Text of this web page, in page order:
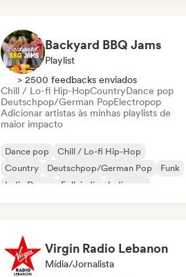
Backyard BBQ Jams
Playlist
> 2500 feedbacks enviados
Chill / Lo-fi Hip-HopCountryDance pop
Deutschpop/German PopElectropop
Adicionar artistas às minhas playlists de
maior impacto
Dance pop
Chill / Lo-fi Hip-Hop
Country
Deutschpop/German Pop
Funk
Indie Dance
Folk indie Indie pop
Virgin Radio Lebanon
Mídia/Jornalista